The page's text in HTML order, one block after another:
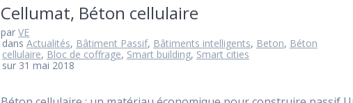
Cellumat, Béton cellulaire
parVE
dans Actualités, Bâtiment Passif, Bâtiments intelligents, Beton, Béton
cellulaire, Bloc de coffrage, Smart building, Smart cities
sur 31 mai 2018